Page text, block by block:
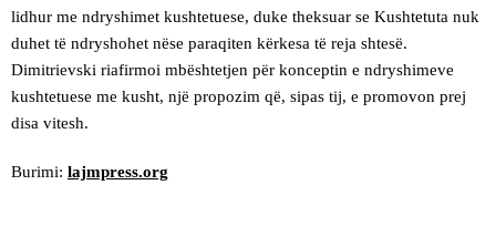
lidhur me ndryshimet kushtetuese, duke theksuar se Kushtetuta nuk
duhet të ndryshohet nëse paraqiten kërkesa të reja shtesë.
Dimitrievski riafirmoi mbështetjen për konceptin e ndryshimeve
kushtetuese me kusht, një propozim që, sipas tij, e promovon prej
disa vitesh.
Burimi: lajmpress.org